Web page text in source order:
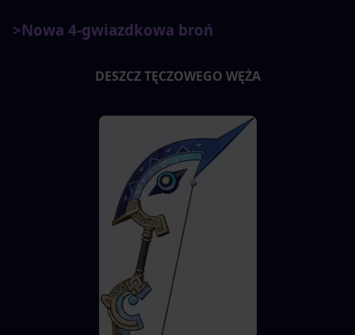
>Nowa 4-gwiazdkowa broń
DESZCZ TĘCZOWEGO WĘŻA